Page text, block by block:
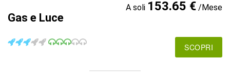
Gas e Luce
A soli 153.65 €/Mese
SCOPRI